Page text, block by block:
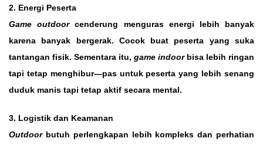
2. Energi Peserta
Game outdoorcenderung menguras energi lebih banyak
karena banyak bergerak. Cocok buat peserta yang suka
tantangan fisik. Sementara itu, game indoorbisa lebih ringan
tapi tetap menghibur—pas untuk peserta yang lebih senang
duduk manis tapi tetap aktif secara mental.
3. Logistik dan Keamanan
Outdoorbutuh perlengkapan lebih kompleks dan perhatian